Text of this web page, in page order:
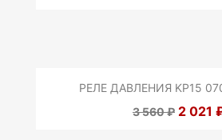
РЕЛЕ ДАВЛЕНИЯ KP15
3 560 ₽ 2 021